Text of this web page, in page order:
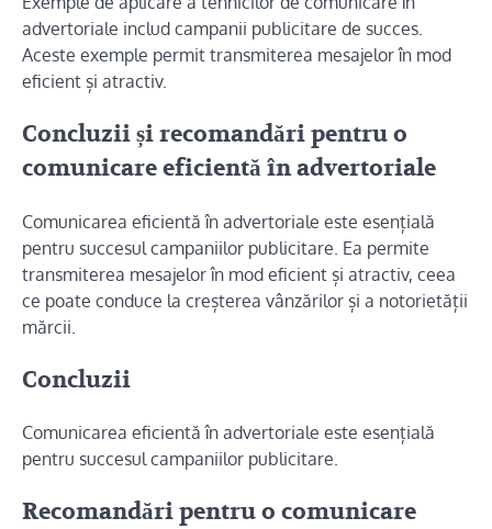
advertoriale includ campanii publicitare de succes.
Aceste exemple permit transmiterea mesajelor în mod
eficient și atractiv.
Concluzii și recomandări pentru o
comunicare eficientă în advertoriale
Comunicarea eficientă în advertoriale este esențială
pentru succesul campaniilor publicitare. Ea permite
transmiterea mesajelor în mod eficient și atractiv, ceea
ce poate conduce la creșterea vânzărilor și a notorietății
mărcii.
Concluzii
Comunicarea eficientă în advertoriale este esențială
pentru succesul campaniilor publicitare.
Recomandări pentru o comunicare